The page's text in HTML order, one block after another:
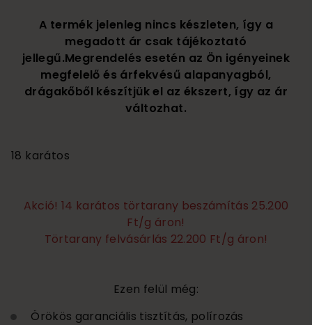
A termék jelenleg nincs készleten, így a
megadott ár csak tájékoztató
jellegű.Megrendelés esetén az Ön igényeinek
megfelelő és árfekvésű alapanyagból,
drágakőből készítjük el az ékszert, így az ár
változhat.
18 karátos
Akció! 14 karátos törtarany beszámítás 25.200
Ft/g áron!
Törtarany felvásárlás 22.200 Ft/g áron!
Ezen felül még:
Örökös garanciális tisztítás, polírozás